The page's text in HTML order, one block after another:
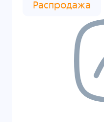
Распродажа